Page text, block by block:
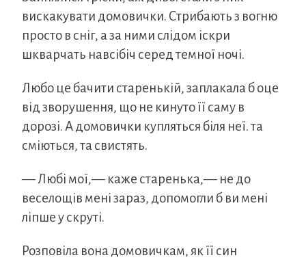
вискакувати домовички. Стрибають з вогню
просто в сніг, а за ними слідом іскри
шкварчать навсібіч серед темної ночі.
Любо це бачити старенькій, заплакала б оце
від зворушення, що не кинуто її саму в
дорозі. А домовички купляться біля неї. та
сміються, та свистять.
— Любі мої,— каже старенька,— не до
веселощів мені зараз, допомогли б ви мені
ліпше у скруті.
Розповіла вона домовичкам, як її син